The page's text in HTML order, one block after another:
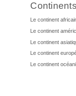
Continents
Le continent
Le continent
Le continent
Le continent
Le continent